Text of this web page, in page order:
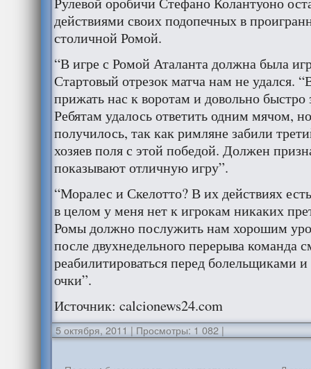
действиями своих подопечных в
столичной Ромой.
“В игре с Ромой Аталанта должна была
Стартовый отрезок матча нам не удался.
прижать нас к воротам и довольно быстро
Ребятам удалось ответить одним мячом,
получилось, так как римляне забили
хозяев поля с этой победой. Должен
показывают отличную игру”.
“Моралес и Скелотто? В их действиях
в целом у меня нет к игрокам никаких
Ромы должно послужить нам хорошим
после двухнедельного перерыва команда
реабилитироваться перед болельщиками и
очки”.
Источник: calcionews24.com
5 октября, 2011 | Просмотры: 1 082|